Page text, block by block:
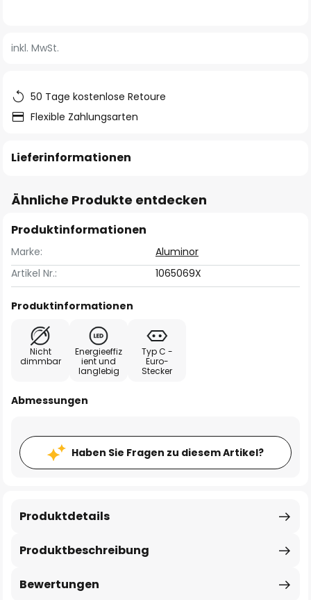
springen
inkl. MwSt.
50 Tage kostenlose Retoure
Flexible Zahlungsarten
Lieferinformationen
Ähnliche Produkte entdecken
Produktinformationen
Marke:
Aluminor
Artikel Nr.:
1065069X
Produktinformationen
Nicht
dimmbar
Energieeffiz
ient und
langlebig
Typ C -
Euro-
Stecker
Abmessungen
Haben Sie Fragen zu diesem Artikel?
Produktbeschreibung
Produktdetails
Bewertungen